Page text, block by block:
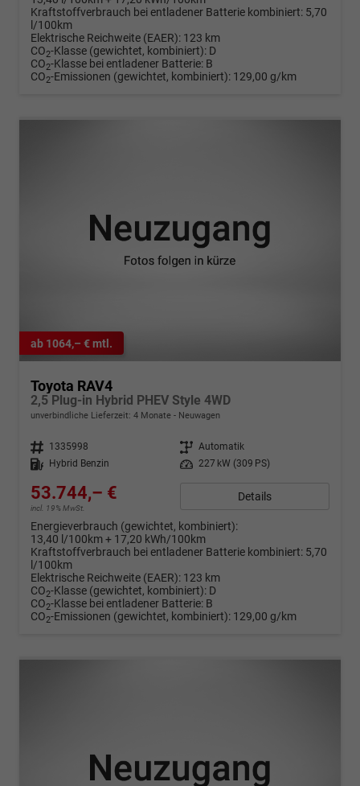
Kraftstoffverbrauch bei entladener Batterie kombiniert: 5,70
l/100km
Elektrische Reichweite (EAER): 123 km
CO2-Klasse (gewichtet, kombiniert): D
CO2-Klasse bei entladener Batterie: B
CO2-Emissionen (gewichtet, kombiniert): 129,00 g/km
ab 1064,– € mtl.
Toyota RAV4
2,5 Plug-in Hybrid PHEV Style 4WD
unverbindliche Lieferzeit: 4 Monate Neuwagen
Fahrzeugnr. 1335998 Getriebe Automatik
Kraftstoff
Hybrid Benzin Leistung 227 kW (309 PS)
53.744,– €
incl. 19% MwSt.
Details
Energieverbrauch (gewichtet, kombiniert):
13,40 l/100km + 17,20 kWh/100km
Kraftstoffverbrauch bei entladener Batterie kombiniert: 5,70
l/100km
Elektrische Reichweite (EAER): 123 km
CO2-Klasse (gewichtet, kombiniert): D
CO2-Klasse bei entladener Batterie: B
CO2-Emissionen (gewichtet, kombiniert): 129,00 g/km